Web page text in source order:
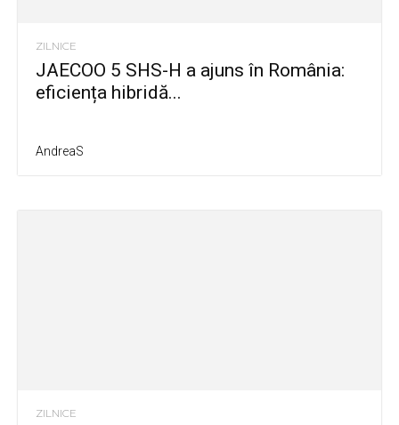
ZILNICE
JAECOO 5 SHS-H a ajuns în România:
eficiența hibridă...
AndreaS
ZILNICE